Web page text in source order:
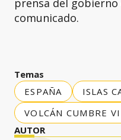
comunicado.
Temas
ESPAÑA
ISLAS
VOLCÁN CUMBRE
AUTOR